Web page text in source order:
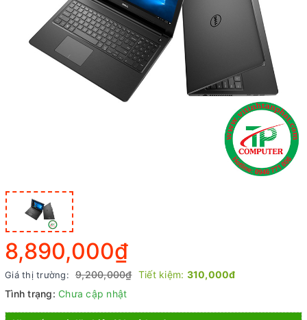
8,890,000₫
Giá thị trường: 9,200,000₫ Tiết kiệm: 310,000đ
Tình trạng: Chưa cập nhật